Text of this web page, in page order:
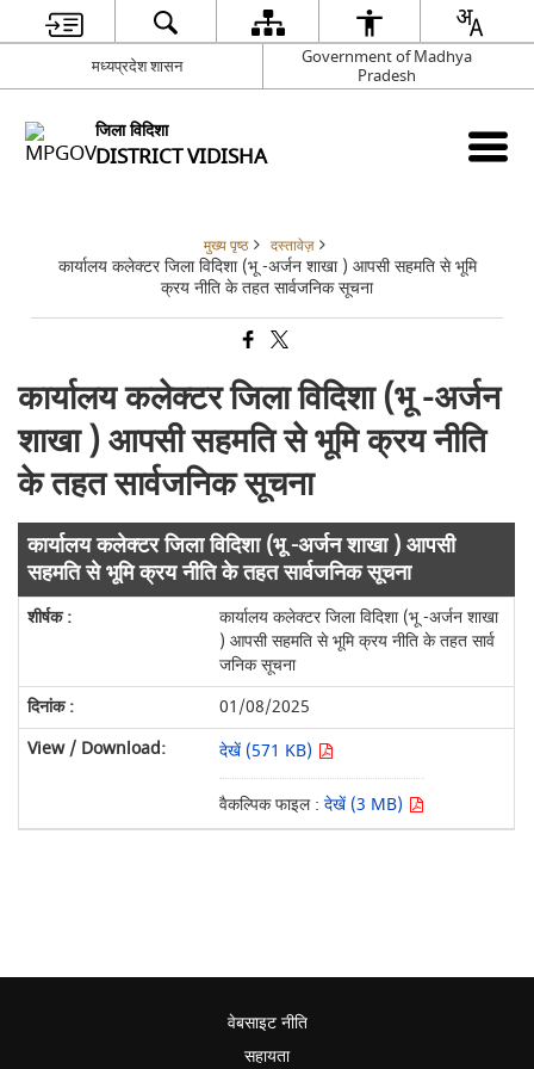
मध्यप्रदेश शासन
Government of Madhya
Pradesh
जिला विदिशा
DISTRICT VIDISHA
मुख्य पृष्ठ दस्तावेज़
कार्यालय कलेक्टर जिला विदिशा (भू -अर्जन शाखा ) आपसी सहमति से भूमि
क्रय नीति के तहत सार्वजनिक सूचना
कार्यालय कलेक्टर जिला विदिशा (भू -अर्जन
शाखा ) आपसी सहमति से भूमि क्रय नीति
के तहत सार्वजनिक सूचना
कार्यालय कलेक्टर जिला विदिशा (भू -अर्जन शाखा ) आपसी
सहमति से भूमि क्रय नीति के तहत सार्वजनिक सूचना
कार्यालय कलेक्टर जिला विदिशा (भू -अर्जन शाखा
) आपसी सहमति से भूमि क्रय नीति के तहत सार्व
जनिक सूचना
01/08/2025
देखें (571 KB)
वैकल्पिक फाइल : देखें (3 MB)
वेबसाइट नीति
सहायता